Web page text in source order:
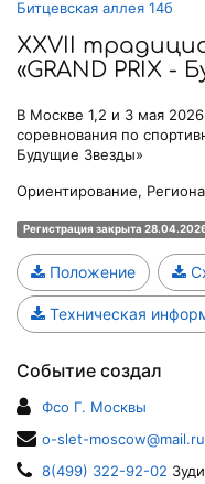
Битцевская аллея 14б
ХХVII
«GRAND PRIX -
В Москве 1,2 и 3 мая
соревнования по
Будущие Звезды»
Ориентирование,
Регистрация закрыта
Положение
Техническая
Событие создал
Фсо Г. Москвы
o-slet-moscow@mail.ru
8(499) 322-92-02